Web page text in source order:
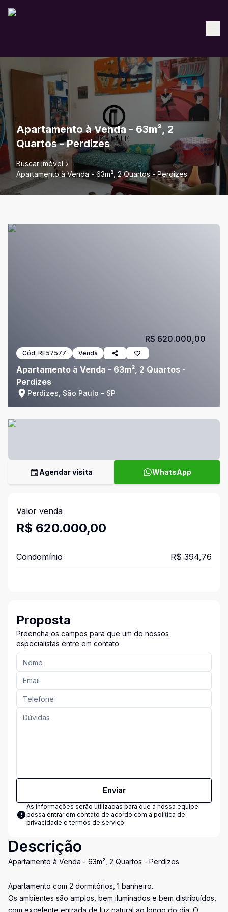
Apartamento à Venda - 63m², 2
Quartos - Perdizes
Buscar imóvel
Apartamento à Venda - 63m², 2 Quartos - Perdizes
Cód: RE57577 Venda
Apartamento à Venda - 63m², 2 Quartos -
Perdizes
Perdizes, São Paulo - SP
R$ 620.000,00
Agendar visita WhatsApp
Valor venda
R$ 620.000,00
Condomínio R$ 394,76
Proposta
Preencha os campos para que um de nossos
especialistas entre em contato
Enviar
As informações serão utilizadas para que a nossa equipe
possa entrar em contato de acordo com a política de
privacidade e termos de serviço
Descrição
Apartamento à Venda - 63m², 2 Quartos - Perdizes
Apartamento com 2 dormitórios, 1 banheiro.
Os ambientes são amplos, bem iluminados e bem distribuídos,
com excelente entrada de luz natural ao longo do dia. O